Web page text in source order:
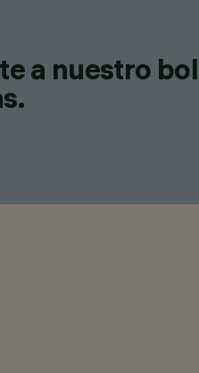
a nuestro